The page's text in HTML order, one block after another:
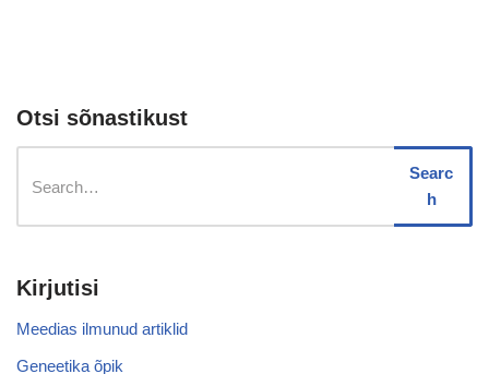
Otsi sõnastikust
Searc
h
Kirjutisi
Meedias ilmunud artiklid
Geneetika õpik